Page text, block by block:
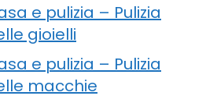
e pulizia – Pulizia
gioielli
e pulizia – Pulizia
macchie